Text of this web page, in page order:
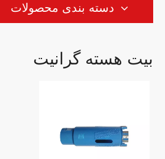
دسته بندی محصولات
بیت هسته گرانیت